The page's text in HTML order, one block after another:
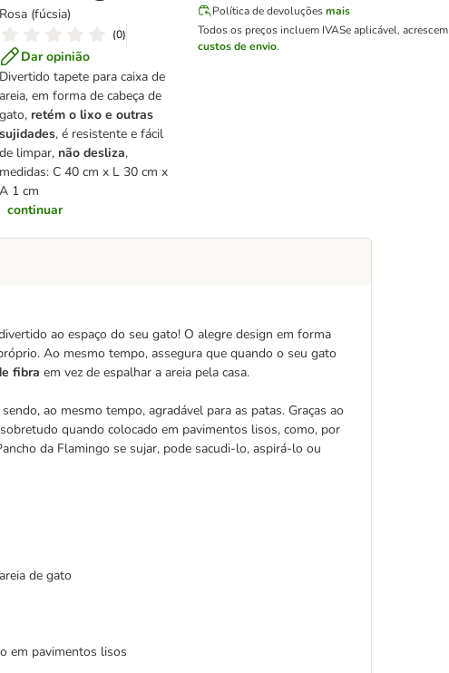
Rosa (fúcsia)
(0)
Dar opinião
Divertido tapete para caixa de
areia, em forma de cabeça de
gato, retém o lixo e outras
sujidades, é resistente e fácil
de limpar, não desliza,
medidas: C 40 cm x L 30 cm x
A 1 cm
continuar
Política de devoluçõesmais
Todos os preços incluem IVASe aplicável, acrescem
custos de envio.
ao espaço do seu gato! O alegre design em forma
Ao mesmo tempo, assegura que quando o seu gato
fibra em vez de espalhar a areia pela casa.
ao mesmo tempo, agradável para as patas. Graças ao
quando colocado em pavimentos lisos, como, por
da Flamingo se sujar, pode sacudi-lo, aspirá-lo ou
de gato
em pavimentos lisos